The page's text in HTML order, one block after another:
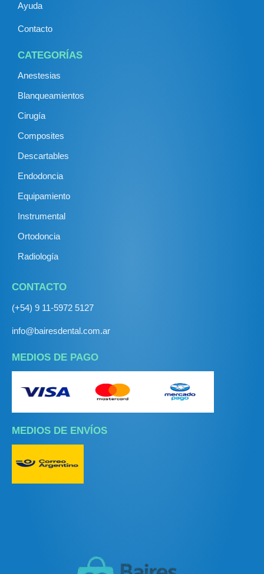
Ayuda
Contacto
CATEGORÍAS
Anestesias
Blanqueamientos
Cirugía
Composites
Descartables
Endodoncia
Equipamiento
Instrumental
Ortodoncia
Radiología
CONTACTO
(+54) 9 11-5972 5127
info@bairesdental.com.ar
MEDIOS DE PAGO
MEDIOS DE ENVÍOS